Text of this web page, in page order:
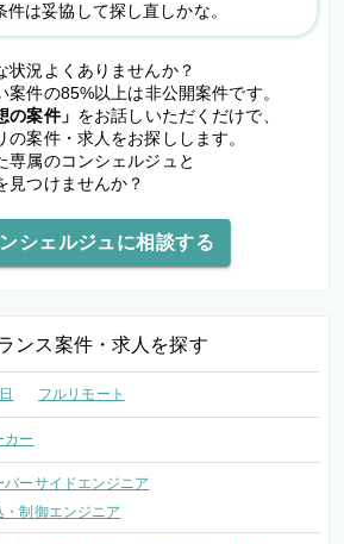
件は妥協して探し直しかな。
状況よくありませんか？
案件の85%以上は非公開案件です。
の案件」 をお話しいただくだけで、
の案件・求人をお探しします。
専属のコンシェルジュと
見つけませんか？
シェルジュに相談する
ンス案件・求人を探す
フルリモート
カー
バーサイドエンジニア
・制御エンジニア